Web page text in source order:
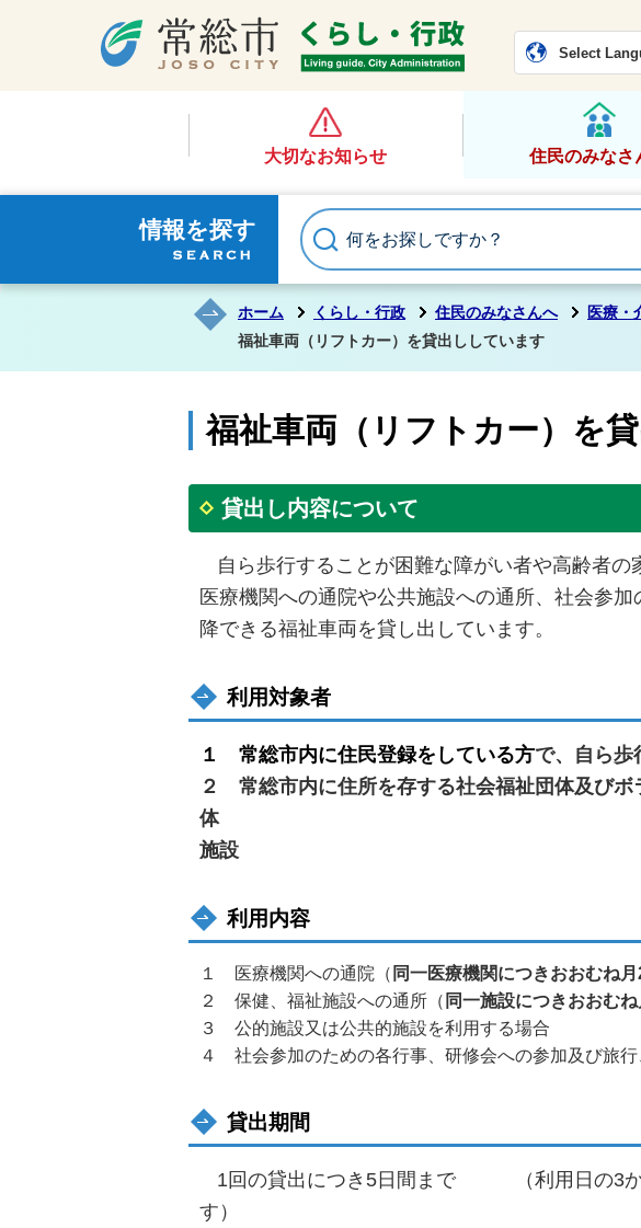
Select
大切なお知らせ 住民のみなさ
情報を探す
ホーム くらし・行政 住民のみなさんへ 医療・
福祉車両（リフトカー）を貸出ししています
福祉車両（リフトカー）を
貸出し内容について
自ら歩行することが困難な障がい者や高齢者
医療機関への通院や公共施設への通所、社会参
降できる福祉車両を貸し出しています。
利用対象者
１ 常総市内に住民登録をしている方で、自
２ 常総市内に住所を存する社会福祉団体及びボ
体 ３ 常総市内
施設
利用内容
１ 医療機関への通院（ 同一医療機関につきおおむね
２ 保健、福祉施設への通所（ 同一施設につきおおむ
３ 公的施設又は
４ 社会参加のための各行事、研修会への参加及び旅
貸出期間
1回の貸出につき5日間まで （利用日の3か
す